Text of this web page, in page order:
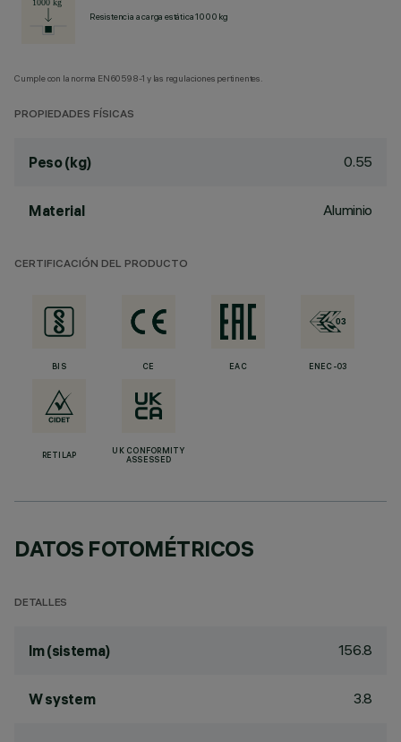
Resistencia a carga estática 1000 kg
Cumple con la norma EN60598-1 y las regulaciones pertinentes.
PROPIEDADES FÍSICAS
Peso (kg) 0.55
Material Aluminio
CERTIFICACIÓN DEL PRODUCTO
BIS CE EAC ENEC-03
RETILAP
UK CONFORMITY
ASSESSED
DATOS FOTOMÉTRICOS
DETALLES
lm (sistema) 156.8
W system 3.8